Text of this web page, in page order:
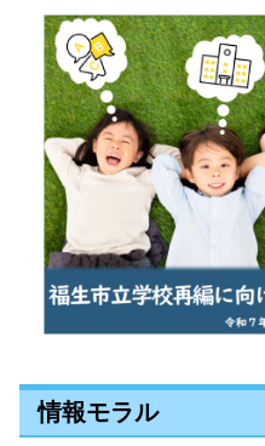
情報モラル